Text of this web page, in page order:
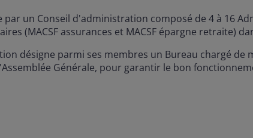
par un Conseil d'administration composé de 4 à 16
(MACSF assurances et MACSF épargne retraite)
désigne parmi ses membres un Bureau chargé
Générale, pour garantir le bon